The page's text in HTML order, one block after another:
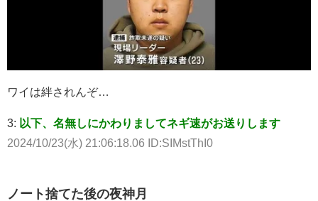
ワイは絆されんぞ…
3: 以下、名無しにかわりましてネギ速がお送りします
2024/10/23(水) 21:06:18.06 ID:SIMstThI0
ノート捨てた後の夜神月